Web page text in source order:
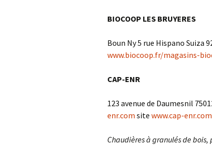
BIOCOOP LES BRUYERES
Boun Ny 5 rue Hispano Suiza
www.biocoop.fr/magasins-
CAP-ENR
123 avenue de Daumesnil
enr.com site www.cap-enr.com
Chaudières à granulés de